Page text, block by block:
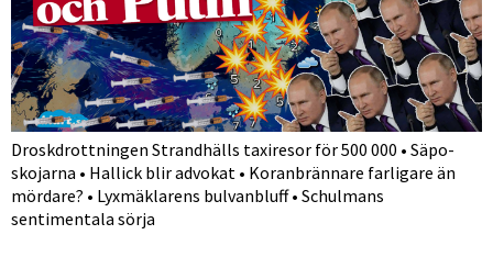
Droskdrottningen Strandhälls taxiresor för 500 000 • Säpo-
skojarna • Hallick blir advokat • Koranbrännare farligare än
mördare? • Lyxmäklarens bulvanbluff • Schulmans
sentimentala sörja